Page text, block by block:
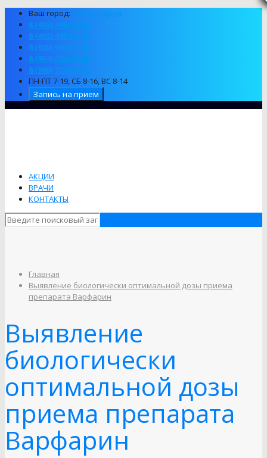
Ваш город: Александров
8 (492) 449-38-39
8 (492) 449-82-29
8 (920) 906-83-80
8 (904) 039-67-68
8 (999) 774-89-94
ПН-ПТ 7-19, СБ 8-16, ВС 8-14
Запись на прием
АКЦИИ
ВРАЧИ
КОНТАКТЫ
Главная
Выявление биологически оптимальной дозы приема
препарата Варфарин
Выявление
биологически
оптимальной дозы
приема препарата
Варфарин